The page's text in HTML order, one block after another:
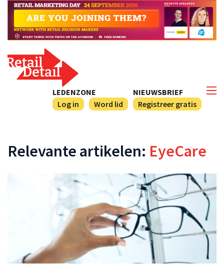
NIEUWSBRIEF
Registreer gratis
LEDENZONE
Log in
Word lid
Relevante artikelen: EyeCare